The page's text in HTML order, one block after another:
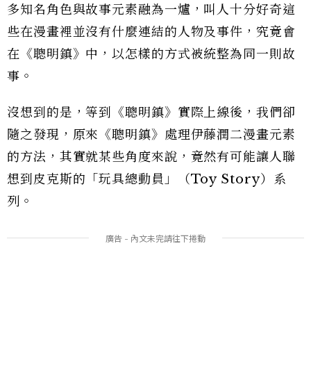
多知名角色與故事元素融為一爐，叫人十分好奇這
些在漫畫裡並沒有什麼連結的人物及事件，究竟會
在《聰明鎮》中，以怎樣的方式被統整為同一則故
事。
沒想到的是，等到《聰明鎮》實際上線後，我們卻
隨之發現，原來《聰明鎮》處理伊藤潤二漫畫元素
的方法，其實就某些角度來說，竟然有可能讓人聯
想到皮克斯的「玩具總動員」（Toy Story）系
列。